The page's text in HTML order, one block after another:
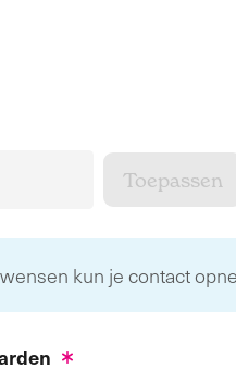
kun je contact